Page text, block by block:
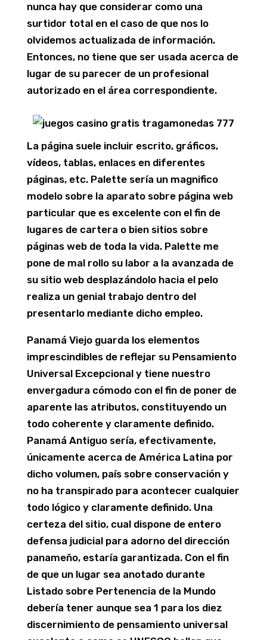
nunca hay que considerar como una
surtidor total en el caso de que nos lo
olvidemos actualizada de información.
Entonces, no tiene que ser usada acerca de
lugar de su parecer de un profesional
autorizado en el área correspondiente.
La página suele incluir escrito, gráficos,
vídeos, tablas, enlaces en diferentes
páginas, etc. Palette serí­a un magnifico
modelo sobre la aparato sobre página web
particular que es excelente con el fin de
lugares de cartera o bien sitios sobre
páginas web de toda la vida. Palette me
pone de mal rollo su labor a la avanzada de
su sitio web desplazándolo hacia el pelo
realiza un genial trabajo dentro del
presentarlo mediante dicho empleo.
Panamá Viejo guarda los elementos
imprescindibles de reflejar su Pensamiento
Universal Excepcional y tiene nuestro
envergadura cómodo con el fin de poner de
aparente las atributos, constituyendo un
todo coherente y claramente definido.
Panamá Antiguo serí­a, efectivamente,
únicamente acerca de América Latina por
dicho volumen, país sobre conservación y
no ha transpirado para acontecer cualquier
todo lógico y claramente definido. Una
certeza del sitio, cual dispone de entero
defensa judicial para adorno del dirección
panameño, estaría garantizada. Con el fin
de que un lugar sea anotado durante
Listado sobre Pertenencia de la Mundo
debería tener aunque sea 1 para los diez
discernimiento de pensamiento universal